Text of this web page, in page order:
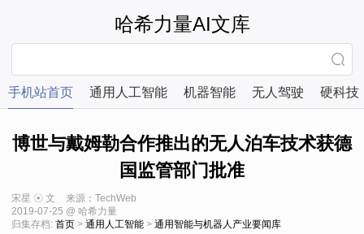
哈希力量AI文库
手机站首页 通用人工智能 机器智能 无人驾驶 硬科技
博世与戴姆勒合作推出的无人泊车技术获德
国监管部门批准
宋星 ☉ 文
来源：TechWeb
2019-07-25 @ 哈希力量
归集存档: 首页 > 通用人工智能 > 通用智能与机器人产业要闻库